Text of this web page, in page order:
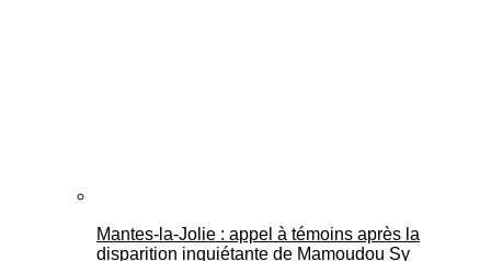
Mantes-la-Jolie : appel à témoins après la
disparition inquiétante de Mamoudou Sy